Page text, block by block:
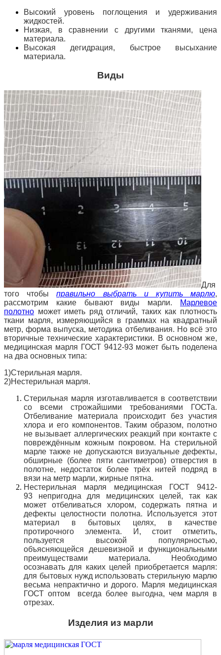
Высокий уровень поглощения и удерживания
жидкостей.
Низкая, в сравнении с другими тканями, цена
материала.
Высокая дегидрация, быстрое высыхание
материала.
Виды
Для
того чтобыправильно выбрать и купить марлю,
рассмотрим какие бывают виды марли.
Марлевое
полотно может иметь ряд отличий, таких как плотность
ткани марля, измеряющийся в граммах на квадратный
метр, форма выпуска, методика отбеливания. Но всё это
вторичные технические характеристики. В основном же,
медицинская марля ГОСТ 9412-93 может быть поделена
на два основных типа:
1)Стерильная марля.
2)Нестерильная марля.
Стерильная марля изготавливается в соответствии
со всеми строжайшими требованиями ГОСТа.
Отбеливание материала происходит без участия
хлора и его компонентов. Таким образом, полотно
не вызывает аллергических реакций при контакте с
повреждённым кожным покровом. На стерильной
марле также не допускаются визуальные дефекты,
обширные (более пяти сантиметров) отверстия в
полотне, недостаток более трёх нитей подряд в
вязи на метр марли, жирные пятна.
Нестерильная марля медицинская ГОСТ 9412-
93 непригодна для медицинских целей, так как
может отбеливаться хлором, содержать пятна и
дефекты целостности полотна. Используется этот
материал в бытовых целях, в качестве
протирочного элемента. И, стоит отметить,
пользуется высокой популярностью,
объясняющейся дешевизной и функциональными
преимуществами материала. Необходимо
осознавать для каких целей приобретается марля:
для бытовых нужд использовать стерильную марлю
весьма непрактично и дорого. Марля медицинская
ГОСТ оптом всегда более выгодна, чем марля в
отрезах.
Изделия из марли